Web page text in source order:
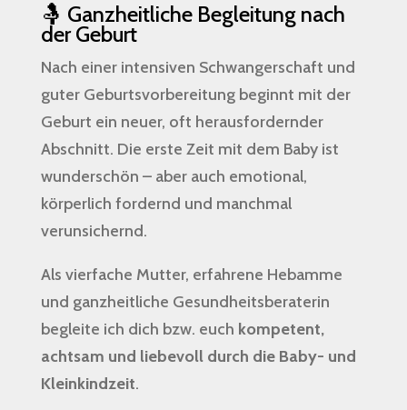
🤱 Ganzheitliche Begleitung nach
der Geburt
Nach einer intensiven Schwangerschaft und
guter Geburtsvorbereitung beginnt mit der
Geburt ein neuer, oft herausfordernder
Abschnitt. Die erste Zeit mit dem Baby ist
wunderschön – aber auch emotional,
körperlich fordernd und manchmal
verunsichernd.
Als vierfache Mutter, erfahrene Hebamme
und ganzheitliche Gesundheitsberaterin
begleite ich dich bzw. euch kompetent,
achtsam und liebevoll durch die Baby- und
Kleinkindzeit.